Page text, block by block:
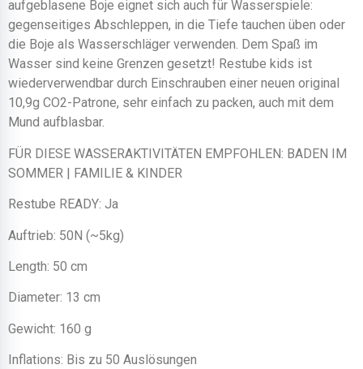
aufgeblasene Boje eignet sich auch für Wasserspiele:
gegenseitiges Abschleppen, in die Tiefe tauchen üben oder
die Boje als Wasserschläger verwenden. Dem Spaß im
Wasser sind keine Grenzen gesetzt! Restube kids ist
wiederverwendbar durch Einschrauben einer neuen original
10,9g CO2-Patrone, sehr einfach zu packen, auch mit dem
Mund aufblasbar.
FÜR DIESE WASSERAKTIVITÄTEN EMPFOHLEN: BADEN IM
SOMMER | FAMILIE & KINDER
Restube READY: Ja
Auftrieb: 50N (~5kg)
Length: 50 cm
Diameter: 13 cm
Gewicht: 160 g
Inflations: Bis zu 50 Auslösungen